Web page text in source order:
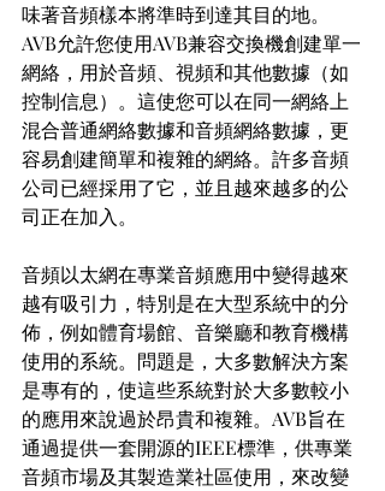
味著音頻樣本將準時到達其目的地。
AVB允許您使用AVB兼容交換機創建單一
網絡，用於音頻、視頻和其他數據（如
控制信息）。這使您可以在同一網絡上
混合普通網絡數據和音頻網絡數據，更
容易創建簡單和複雜的網絡。許多音頻
公司已經採用了它，並且越來越多的公
司正在加入。
音頻以太網在專業音頻應用中變得越來
越有吸引力，特別是在大型系統中的分
佈，例如體育場館、音樂廳和教育機構
使用的系統。問題是，大多數解決方案
是專有的，使這些系統對於大多數較小
的應用來說過於昂貴和複雜。AVB旨在
通過提供一套開源的IEEE標準，供專業
音頻市場及其製造業社區使用，來改變